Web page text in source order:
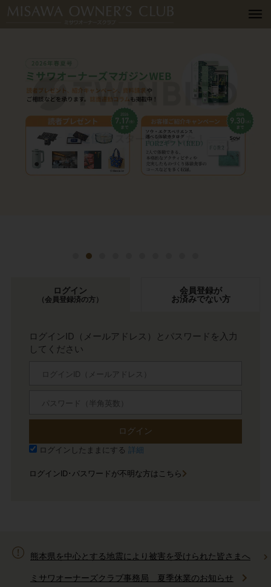
ログイン
（会員登録済の方）
会員登録が
お済みでない方
ログインID（メールアドレス）とパスワードを入力
してください
ログイン
ログインしたままにする 詳細
ログインID･パスワードが不明な方はこちら
熊本県を中心とする地震により被害を受けられた皆さまへ
ミサワオーナーズクラブ事務局 夏季休業のお知らせ